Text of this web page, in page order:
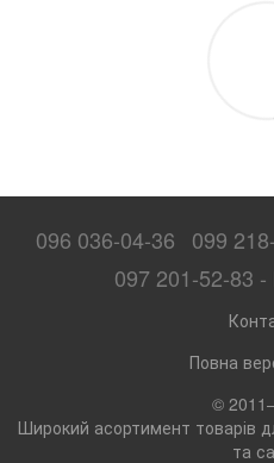
096 036-04-36
099
097 201-52-83
Повна
©
Широкий асортимент товарів
та